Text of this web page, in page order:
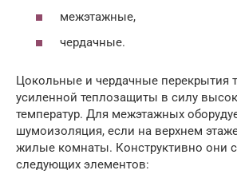
межэтажные,
чердачные.
Цокольные и чердачные перекрытия
усиленной теплозащиты в силу
температур. Для межэтажных
шумоизоляция, если на верхнем
жилые комнаты. Конструктивно они
следующих элементов: